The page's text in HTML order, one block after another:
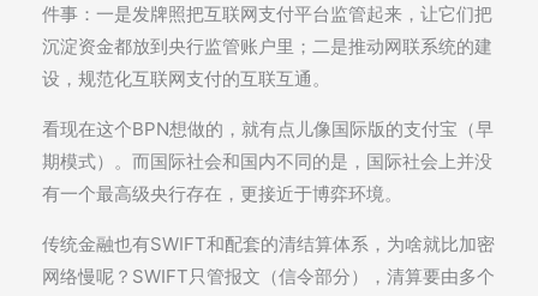
件事：一是发牌照把互联网支付平台监管起来，让它们把
沉淀资金都放到央行监管账户里；二是推动网联系统的建
设，规范化互联网支付的互联互通。
看现在这个BPN想做的，就有点儿像国际版的支付宝（早
期模式）。而国际社会和国内不同的是，国际社会上并没
有一个最高级央行存在，更接近于博弈环境。
传统金融也有SWIFT和配套的清结算体系，为啥就比加密
网络慢呢？SWIFT只管报文（信令部分），清算要由多个